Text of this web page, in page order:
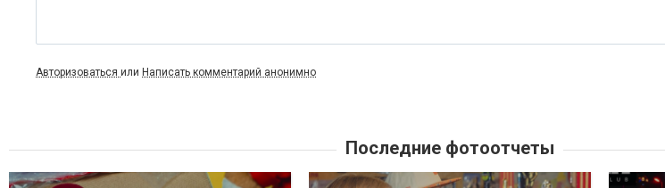
Авторизоваться или Написать комментарий анонимно
Последние фотоотчеты